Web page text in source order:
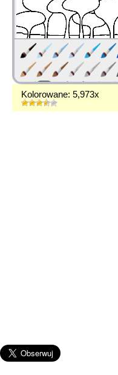
Kolorowane: 5,973x